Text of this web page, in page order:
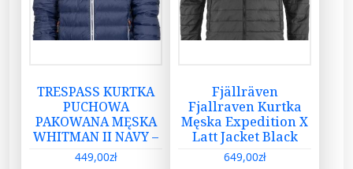
TRESPASS KURTKA
PUCHOWA
PAKOWANA MĘSKA
WHITMAN II NAVY –
449,00zł
Fjällräven
Fjallraven Kurtka
Męska Expedition X
Latt Jacket Black
649,00zł